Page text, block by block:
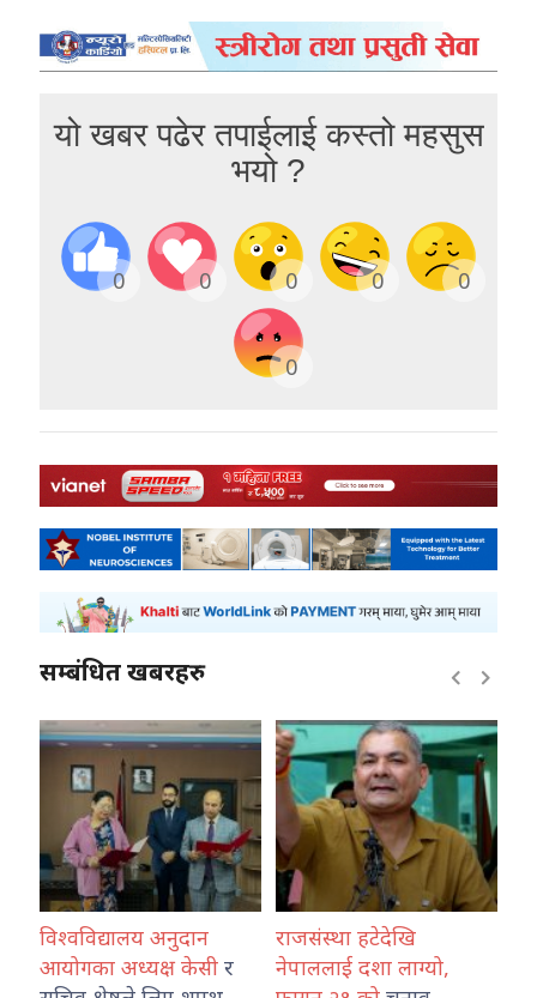
यो खबर पढेर तपाईलाई कस्तो महसुस
भयो ?
0 0 0 0 0
0
सम्बंधित खबरहरु
अनुदान
केसी र
राजसंस्था हटेदेखि
नेपाललाई दशा लाग्यो,
कोशी प्रदेश प्रहरी
नेपाल प्रहरी राजमार्ग